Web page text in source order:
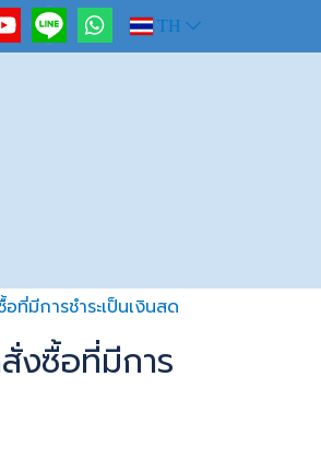
TH
มีการชำระเป็นเงินสด
งซื้อที่มีการ